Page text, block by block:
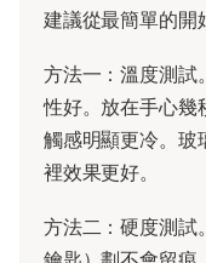
建議從最簡單的開
方法一：溫度測試
性好。放在手心幾
觸感明顯更冷。玻
裡效果更好。
方法二：硬度測試